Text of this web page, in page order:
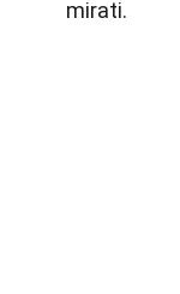
mirati.